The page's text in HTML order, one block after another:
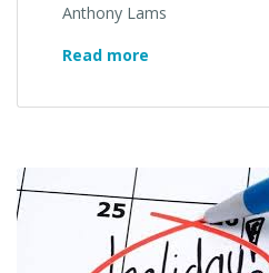
Anthony Lams
Read more
is